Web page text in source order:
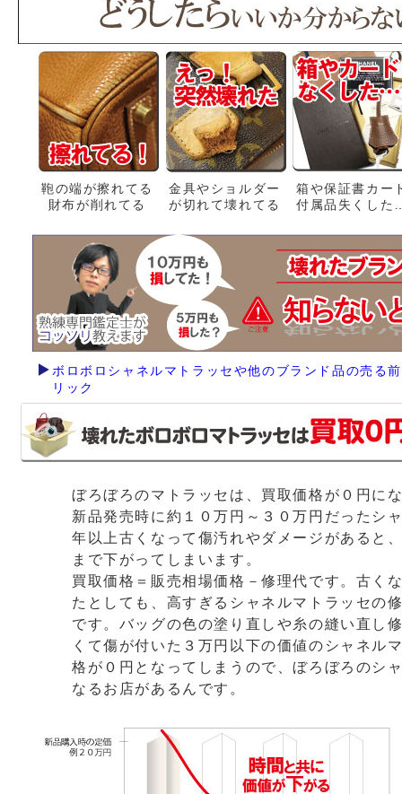
鞄の端が擦れてる
財布が削れてる
金具やショルダー
が切れて壊れてる
箱や保証書カー
付属品失くし
ボロボロシャネルマトラッセや他のブランド品の売る
リック
ぼろぼろのマトラッセは、買取価格が０円に
新品発売時に約１０万円～３０万円だったシ
年以上古くなって傷汚れやダメージがあると
まで下がってしまいます。
買取価格＝販売相場価格－修理代です。古く
たとしても、高すぎるシャネルマトラッセの
です。バッグの色の塗り直しや糸の縫い直し
くて傷が付いた３万円以下の価値のシャネル
格が０円となってしまうので、ぼろぼろのシ
なるお店があるんです。